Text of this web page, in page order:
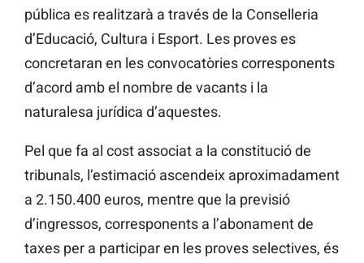
pública es realitzarà a través de la Conselleria
d’Educació, Cultura i Esport. Les proves es
concretaran en les convocatòries corresponents
d’acord amb el nombre de vacants i la
naturalesa jurídica d’aquestes.
Pel que fa al cost associat a la constitució de
tribunals, l’estimació ascendeix aproximadament
a 2.150.400 euros, mentre que la previsió
d’ingressos, corresponents a l’abonament de
taxes per a participar en les proves selectives, és